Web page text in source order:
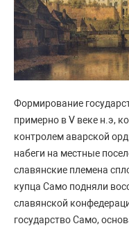
Формирование
примерно в V веке н.э,
контролем аварской
набеги на местные
славянские племена
купца Само подняли
славянской
государство Само,